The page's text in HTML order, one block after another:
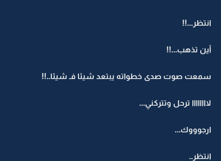
انتظر...!!
أين تذهب...!!
سمعت صوت صدى خطواته يبتعد شيئا فـ شيئا..!!
لاااااااا ترحل وتتركني...
ارجوووك...
انتظر..